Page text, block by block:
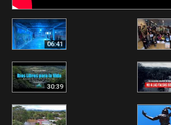
06:41
30:39